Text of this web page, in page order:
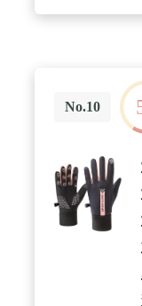
No.10